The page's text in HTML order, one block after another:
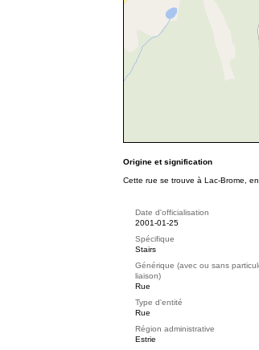
Origine et signification
Cette rue se trouve à Lac-Brome,
Date d'officialisation
2001-01-25
Spécifique
Stairs
Générique (avec ou sans
liaison)
Rue
Type d'entité
Rue
Région administrative
Estrie